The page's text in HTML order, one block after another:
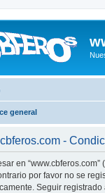
general
-
en “www.cbferos.com”
por favor no se
Seguir registrado